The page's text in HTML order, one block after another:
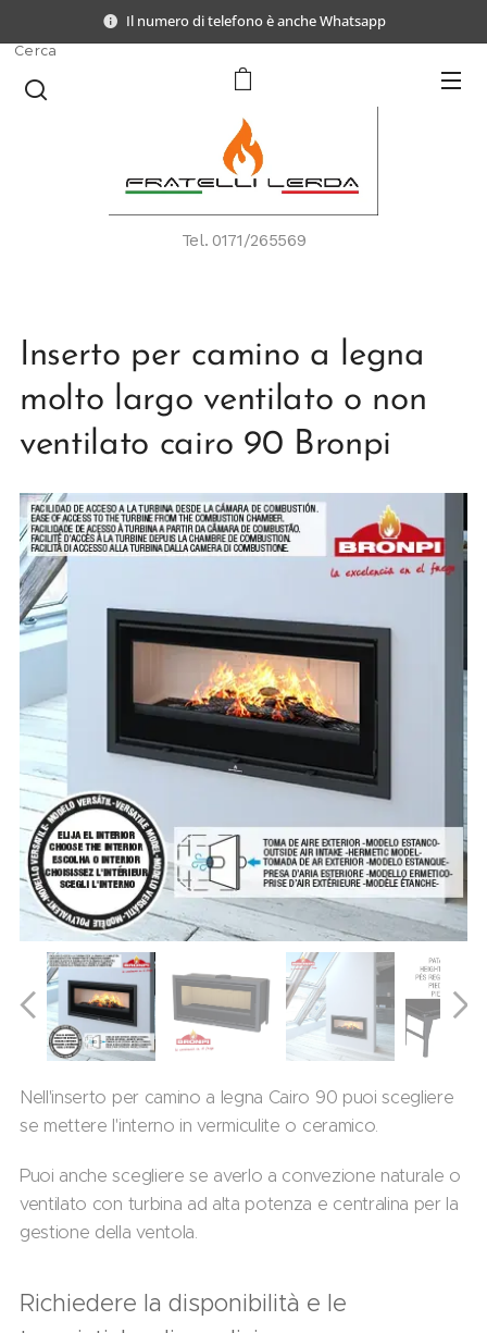
Il numero di telefono è anche Whatsapp
Tel. 0171/265569
Cerca
Inserto per camino a legna
molto largo ventilato o non
ventilato cairo 90 Bronpi
Nell'inserto per camino a legna Cairo 90 puoi scegliere
se mettere l'interno in vermiculite o ceramico.
Puoi anche scegliere se averlo a convezione naturale o
ventilato con turbina ad alta potenza e centralina per la
gestione della ventola.
Richiedere la disponibilità e le